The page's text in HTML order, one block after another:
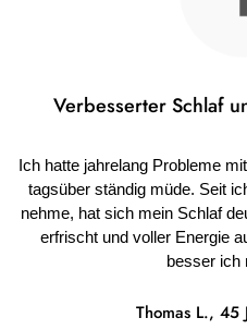
Verbesserter Schlaf
Ich hatte jahrelang Probleme
tagsüber ständig müde. Seit
nehme, hat sich mein Schlaf
erfrischt und voller Energie
besser ich
Thomas L., 45